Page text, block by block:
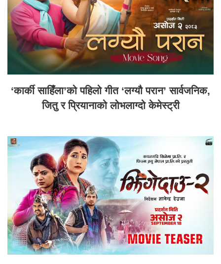
‘कार्की साहिँला’को पहिलो गीत ‘लग्यौ परान’ सार्वजनिक,
जितु र प्रियानाको लोभलाग्दो केमेस्ट्री